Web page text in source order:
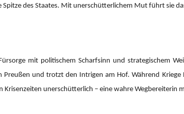
Spitze des Staates. Mit unerschütterlichem Mut führt sie
mit politischem Scharfsinn und strategischem
und trotzt den Intrigen am Hof. Während
unerschütterlich – eine wahre Wegbereiterin